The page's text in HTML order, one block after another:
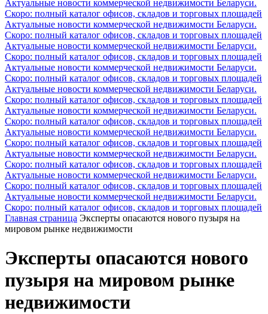
Актуальные новости коммерческой недвижимости Беларуси.
Скоро: полный каталог офисов, складов и торговых площадей
Актуальные новости коммерческой недвижимости Беларуси.
Скоро: полный каталог офисов, складов и торговых площадей
Актуальные новости коммерческой недвижимости Беларуси.
Скоро: полный каталог офисов, складов и торговых площадей
Актуальные новости коммерческой недвижимости Беларуси.
Скоро: полный каталог офисов, складов и торговых площадей
Актуальные новости коммерческой недвижимости Беларуси.
Скоро: полный каталог офисов, складов и торговых площадей
Актуальные новости коммерческой недвижимости Беларуси.
Скоро: полный каталог офисов, складов и торговых площадей
Актуальные новости коммерческой недвижимости Беларуси.
Скоро: полный каталог офисов, складов и торговых площадей
Актуальные новости коммерческой недвижимости Беларуси.
Скоро: полный каталог офисов, складов и торговых площадей
Актуальные новости коммерческой недвижимости Беларуси.
Скоро: полный каталог офисов, складов и торговых площадей
Актуальные новости коммерческой недвижимости Беларуси.
Скоро: полный каталог офисов, складов и торговых площадей
Главная страница Эксперты опасаются нового пузыря на
мировом рынке недвижимости
Эксперты опасаются нового
пузыря на мировом рынке
недвижимости